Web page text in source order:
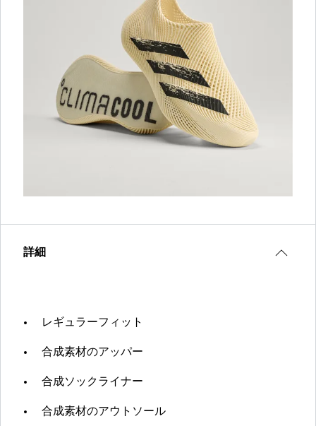
詳細
レギュラーフィット
合成素材のアッパー
合成ソックライナー
合成素材のアウトソール